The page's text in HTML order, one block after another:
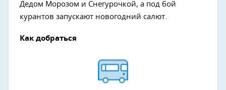
Дедом Морозом и Снегурочкой, а под бой
курантов запускают новогодний салют.
Как добраться